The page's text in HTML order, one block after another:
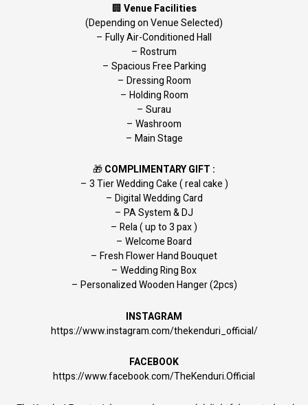
🏢Venue Facilities
(Depending on Venue Selected)
– Fully Air-Conditioned Hall
– Rostrum
– Spacious Free Parking
– Dressing Room
– Holding Room
– Surau
– Washroom
– Main Stage
🎁COMPLIMENTARY GIFT :
– 3 Tier Wedding Cake ( real cake )
– Digital Wedding Card
– PA System & DJ
– Rela ( up to 3 pax )
– Welcome Board
– Fresh Flower Hand Bouquet
– Wedding Ring Box
– Personalized Wooden Hanger (2pcs)
INSTAGRAM
https://www.instagram.com/thekenduri_official/
FACEBOOK
https://www.facebook.com/TheKenduri.Official